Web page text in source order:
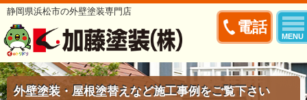
電話
MENU
静岡県浜松市の外壁塗装専門店
外壁塗装・屋根塗替えなど施工事例をご覧下さい